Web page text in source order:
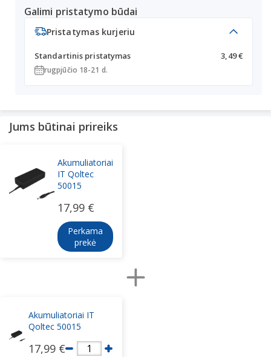
Galimi pristatymo būdai
Pristatymas kurjeriu
Standartinis pristatymas 3,49 €
rugpjūčio 18-21 d.
Jums būtinai prireiks
Akumuliatoriai
IT Qoltec
50015
17,99 €
Perkama
prekė
Akumuliatoriai IT
Qoltec 50015
17,99 € 1